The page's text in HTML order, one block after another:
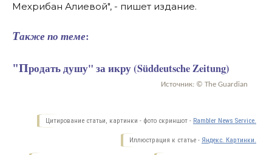
Мехрибан Алиевой", - пишет издание.
Также по теме:
"Продать душу" за икру (Süddeutsche Zeitung)
Источник: © The Guardian
Цитирование статьи, картинки - фото скриншот - Rambler News Service.
Иллюстрация к статье - Яндекс. Картинки.